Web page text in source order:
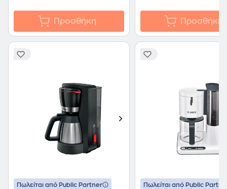
Προσθήκη Προσθήκη
Πωλείται από Public Partner Πωλείται από Public